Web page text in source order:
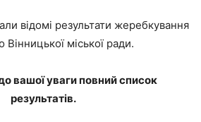
відомі результати жеребкування
Вінницької міської ради.
вашої уваги повний список
результатів.